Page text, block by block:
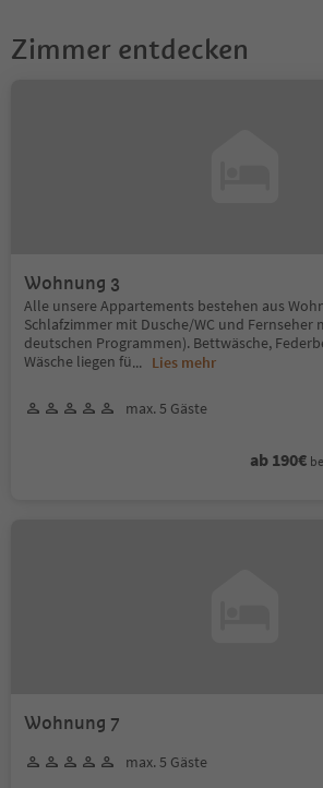
Zimmer entdecken
Wohnung 3
Alle unsere Appartements bestehen aus
Schlafzimmer mit Dusche/WC und Fernseher
deutschen Programmen). Bettwäsche,
Wäsche liegen fü... Lies mehr
max. 5 Gäste
ab 190€
Wohnung 7
max. 5 Gäste